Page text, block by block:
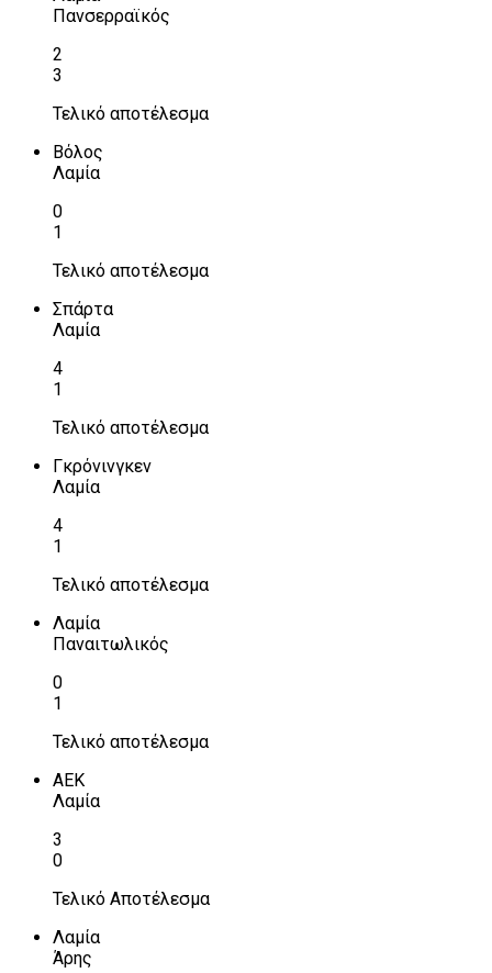
Πανσερραϊκός
2
3
Τελικό αποτέλεσμα
Βόλος
Λαμία
0
1
Τελικό αποτέλεσμα
Σπάρτα
Λαμία
4
1
Τελικό αποτέλεσμα
Γκρόνινγκεν
Λαμία
4
1
Τελικό αποτέλεσμα
Λαμία
Παναιτωλικός
0
1
Τελικό αποτέλεσμα
ΑΕΚ
Λαμία
3
0
Τελικό Αποτέλεσμα
Λαμία
Άρης